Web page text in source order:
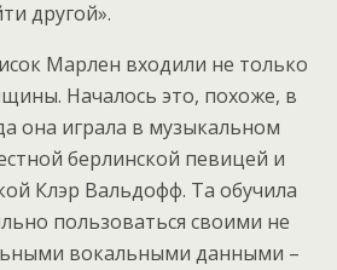
другой».
Марлен входили не только
Началось это, похоже, в
она играла в музыкальном
берлинской певицей и
Клэр Вальдофф. Та обучила
пользоваться своими не
вокальными данными –